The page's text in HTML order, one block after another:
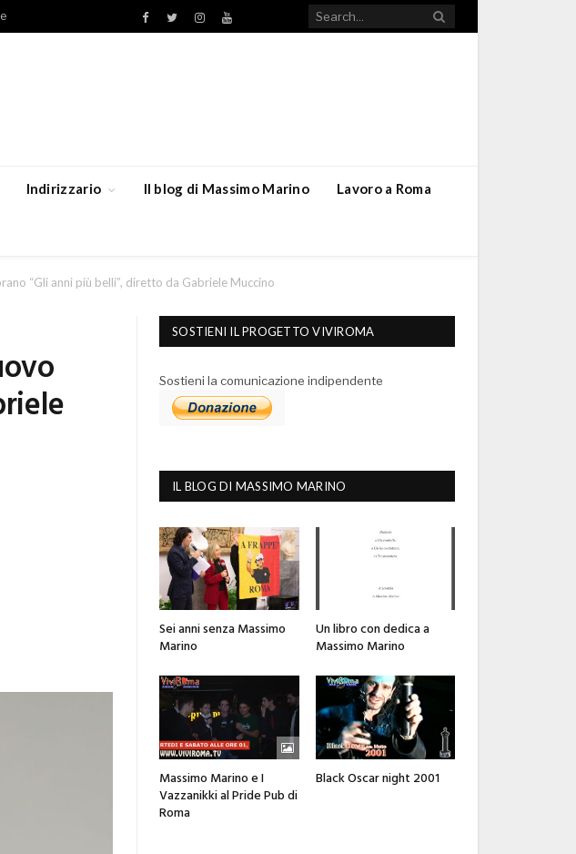
Facebook
TwitterInstagramYouTube
Indirizzario Il blog di Massimo Marino Lavoro a Roma
“Gli anni più belli”, diretto da Gabriele Muccino
SOSTIENI IL PROGETTO VIVIROMA
Sostieni la comunicazione indipendente
IL BLOG DI MASSIMO MARINO
Sei anni senza Massimo
Marino
Un libro con dedica a
Massimo Marino
Massimo Marino e I
Vazzanikki al Pride Pub di
Roma
Black Oscar night 2001